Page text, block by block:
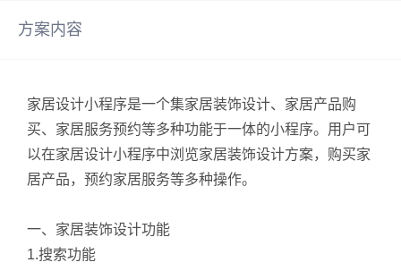
方案内容
家居设计小程序是一个集家居装饰设计、家居产品购
买、家居服务预约等多种功能于一体的小程序。用户可
以在家居设计小程序中浏览家居装饰设计方案，购买家
居产品，预约家居服务等多种操作。
一、家居装饰设计功能
1.搜索功能